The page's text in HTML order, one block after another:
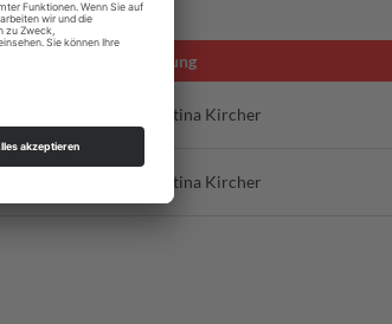
Leitung
Martina Kircher
8,
Martina Kircher